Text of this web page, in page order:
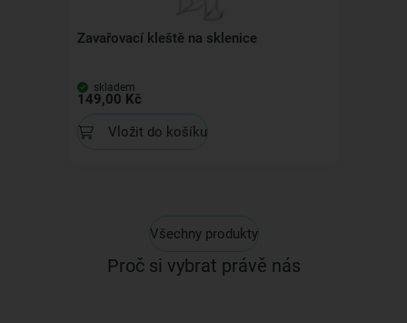
Zavařovací kleště na sklenice
skladem
149,00 Kč
Vložit do košíku
Všechny produkty
Proč si vybrat právě nás